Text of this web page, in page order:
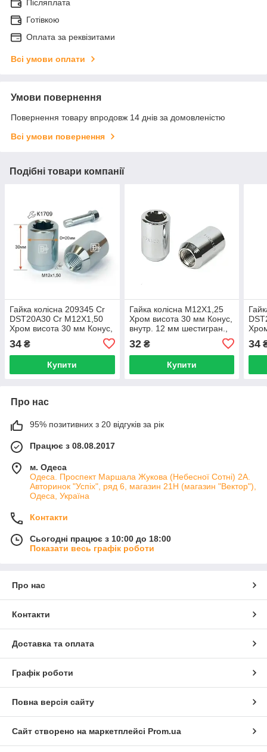
Післяплата
Готівкою
Оплата за реквізитами
Всі умови оплати
Умови повернення
Повернення товару впродовж 14 днів за домовленістю
Всі умови повернення
Подібні товари компанії
Гайка колісна 209345 Cr
DST20A30 Cr M12X1,50
Хром висота 30 мм Конус,
D=20 мм
34 ₴
Купити
Гайка колісна M12X1,25
Хром висота 30 мм Конус,
внутр. 12 мм шестигран.,
32₴
Купити
34
Про нас
95% позитивних з 20 відгуків за рік
Працює з 08.08.2017
м. Одеса
Одеса. Проспект Маршала Жукова (Небесної Сотні) 2А.
Авторинок "Успіх", ряд 6, магазин 21Н (магазин "Вектор"),
Одеса, Україна
Контакти
Сьогодні працює з 10:00 до 18:00
Показати весь графік роботи
Про нас
Контакти
Доставка та оплата
Графік роботи
Повна версія сайту
Сайт створено на маркетплейсі Prom.ua